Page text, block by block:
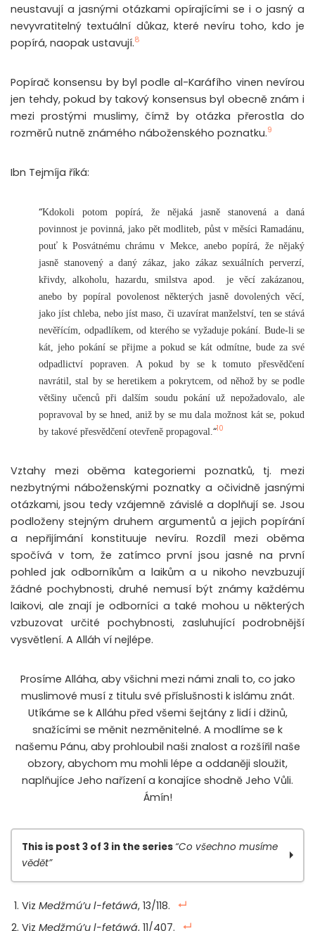
neustavují a jasnými otázkami opírajícími se i o jasný a
nevyvratitelný textuální důkaz, které nevíru toho, kdo je
popírá, naopak ustavují.8
Popírač konsensu by byl podle al-Karáfího vinen nevírou
jen tehdy, pokud by takový konsensus byl obecně znám i
mezi prostými muslimy, čímž by otázka přerostla do
rozměrů nutně známého náboženského poznatku.9
Ibn Tejmíja říká:
“Kdokoli potom popírá, že nějaká jasně stanovená a daná
povinnost je povinná, jako pět modliteb, půst v měsíci Ramadánu,
pouť k Posvátnému chrámu v Mekce, anebo popírá, že nějaký
jasně stanovený a daný zákaz, jako zákaz sexuálních perverzí,
křivdy, alkoholu, hazardu, smilstva apod. je věcí zakázanou,
anebo by popíral povolenost některých jasně dovolených věcí,
jako jíst chleba, nebo jíst maso, či uzavírat manželství, ten se stává
nevěřícím, odpadlíkem, od kterého se vyžaduje pokání. Bude-li se
kát, jeho pokání se přijme a pokud se kát odmítne, bude za své
odpadlictví popraven. A pokud by se k tomuto přesvědčení
navrátil, stal by se heretikem a pokrytcem, od něhož by se podle
většiny učenců při dalším soudu pokání už nepožadovalo, ale
popravoval by se hned, aniž by se mu dala možnost kát se, pokud
by takové přesvědčení otevřeně propagoval. “10
Vztahy mezi oběma kategoriemi poznatků, tj. mezi
nezbytnými náboženskými poznatky a očividně jasnými
otázkami, jsou tedy vzájemně závislé a doplňují se. Jsou
podloženy stejným druhem argumentů a jejich popírání
a nepřijímání konstituuje nevíru. Rozdíl mezi oběma
spočívá v tom, že zatímco první jsou jasné na první
pohled jak odborníkům a laikům a u nikoho nevzbuzují
žádné pochybnosti, druhé nemusí být známy každému
laikovi, ale znají je odborníci a také mohou u některých
vzbuzovat určité pochybnosti, zasluhující podrobnější
vysvětlení. A Alláh ví nejlépe.
Prosíme Alláha, aby všichni mezi námi znali to, co jako
muslimové musí z titulu své příslušnosti k islámu znát.
Utíkáme se k Alláhu před všemi šejtány z lidí i džinů,
snažícími se měnit nezměnitelné. A modlíme se k
našemu Pánu, aby prohloubil naši znalost a rozšířil naše
obzory, abychom mu mohli lépe a oddaněji sloužit,
naplňujíce Jeho nařízení a konajíce shodně Jeho Vůli.
Ámín!
This is post 3 of 3 in the series“Co všechno musíme
vědět”
Co všechno musíme vědět, abychom byli
Viz Medžmú’u l-fetáwá, 13/118.
Viz Medžmú’u l-fetáwá, 11/407.